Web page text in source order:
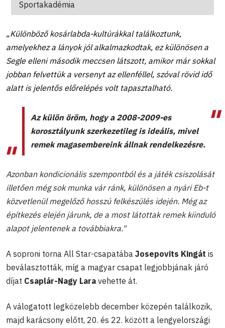
Sportakadémia
„Különböző kosárlabda-kultúrákkal találkoztunk,
amelyekhez a lányok jól alkalmazkodtak, ez különösen a
Segle elleni második meccsen látszott, amikor már sokkal
jobban felvettük a versenyt az ellenféllel, szóval rövid idő
alatt is jelentős előrelépés volt tapasztalható.
Az külön öröm, hogy a 2008-2009-es
korosztályunk szerkezetileg is ideális, mivel
remek magasembereink állnak rendelkezésre.
Azonban kondicionális szempontból és a játék csiszolását
illetően még sok munka vár ránk, különösen a nyári Eb-t
közvetlenül megelőző hosszú felkészülés idején. Még az
építkezés elején járunk, de a most látottak remek kiinduló
alapot jelentenek a továbbiakra."
A soproni torna All Star-csapatába Josepovits Kingát is
beválasztották, míg a magyar csapat legjobbjának járó
díjat Csaplár-Nagy Lara vehette át.
A válogatott legközelebb december közepén találkozik,
majd karácsony előtt, 20. és 22. között a lengyelországi